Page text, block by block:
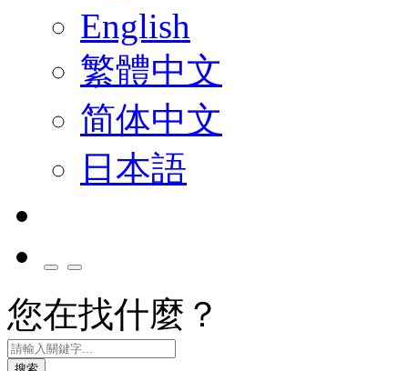
English
繁體中文
简体中文
日本語
您在找什麼？